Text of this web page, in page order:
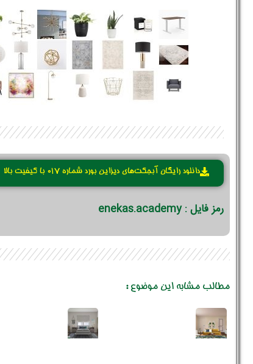
دانلود رایگان آبجکت‌های دیزاین بورد شماره 017 با کیفیت بالا
رمز فایل : enekas.academy
مطالب مشابه این موضوع :